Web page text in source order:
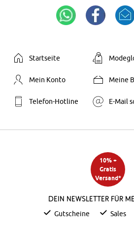
Startseite
Mein Konto Meine
Telefon-Hotline E-Mail
10% +
Gratis
Versand*
Dein Newsletter für
Gutscheine Sales